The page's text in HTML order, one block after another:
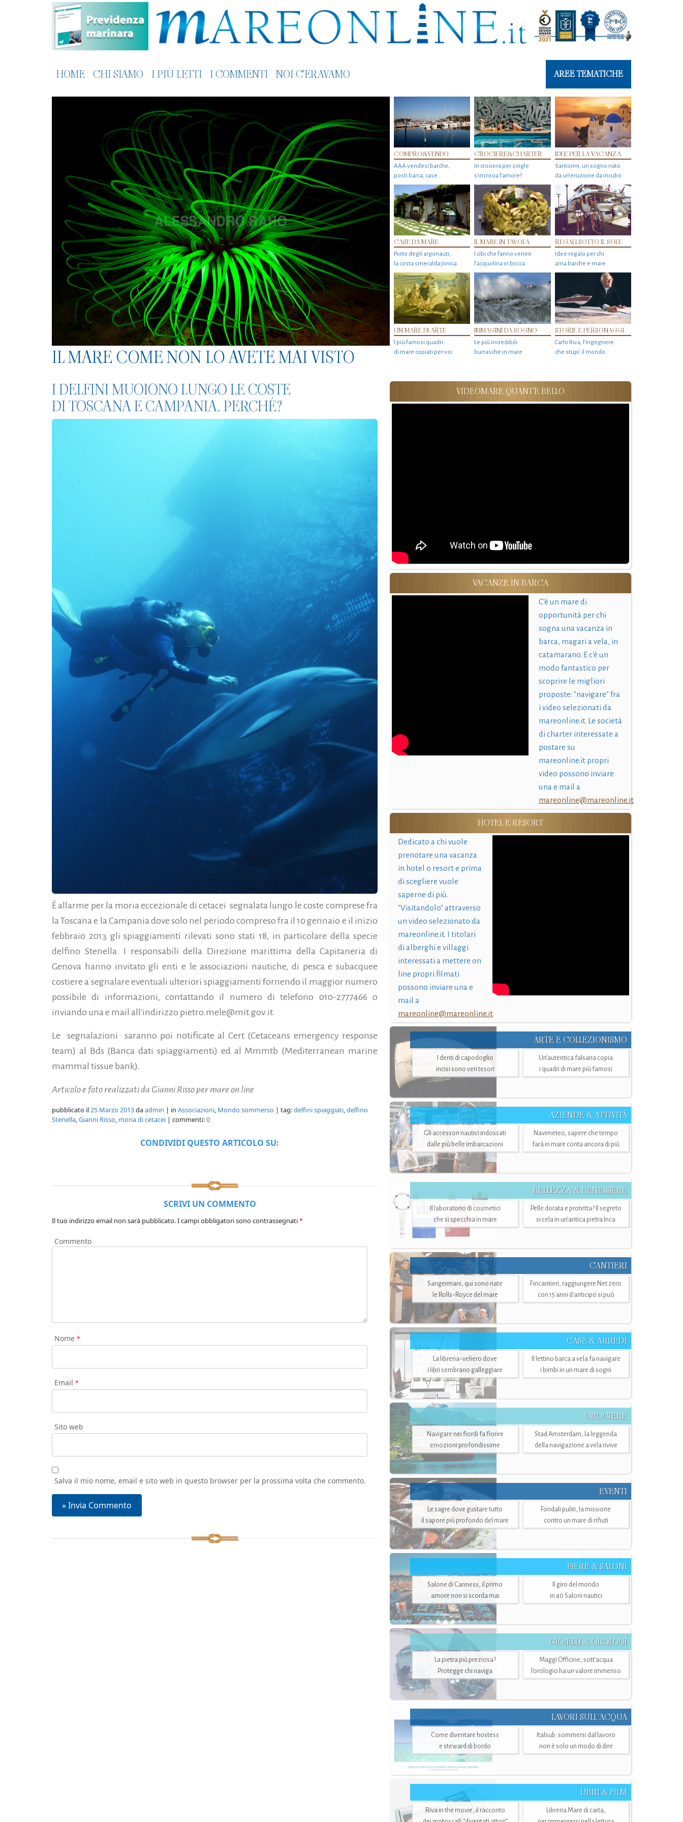
HOME CHI SIAMO I PIÙ LETTI I COMMENTI NOI C'ERAVAMO AREE TEMATICHE
IL MARE COME NON LO AVETE MAI VISTO
COMPRO&VENDO
AAA vendesi barche,
posti barca, case…
CROCIERE&CHARTER
In crociera per single
s'incrocia l’amore?
IDEE PER LA VACANZA
Santorini, un sogno nato
da un’eruzione da incubo
CASE DA MARE
Porto degli argonauti,
la costa smeralda jonica
IL MARE IN TAVOLA
I cibi che fanno venire
l’acquolina in bocca
REGALI SOTTO IL SOLE
Idee regalo per chi
ama barche e mare
UN MARE DI ARTE
I più famosi quadri
di mare copiati per voi
IMMAGINI DA SOGNO
Le più incredibili
burrasche in mare
STORIE E PERSONAGGI
Carlo Riva, l’ingegnere
che stupi' il mondo
I DELFINI MUOIONO LUNGO LE COSTE
DI TOSCANA E CAMPANIA. PERCHÉ?
È allarme per la moria eccezionale di cetacei segnalata lungo le coste comprese fra
la Toscana e la Campania dove solo nel periodo compreso fra il 10 gennaio e il inizio
febbraio 2013 gli spiaggiamenti rilevati sono stati 18, in particolare della specie
delfino Stenella. I responsabili della Direzione marittima della Capitaneria di
Genova hanno invitato gli enti e le associazioni nautiche, di pesca e subacquee
costiere a segnalare eventuali ulteriori spiaggiamenti fornendo il maggior numero
possibile di informazioni, contattando il numero di telefono 010-2777466 o
inviando una e mail all'indirizzo pietro.mele@mit.gov.it.
Le segnalazioni saranno poi notificate al Cert (Cetaceans emergency response
team) al Bds (Banca dati spiaggiamenti) ed al Mmmtb (Mediterranean marine
mammal tissue bank).
Articolo e foto realizzati da Gianni Risso per mare on line
pubblicato il25 Marzo 2013daadmin | in Associazioni, Mondo sommerso | tag:delfini spiaggiati,delfino
Stenella,Gianni Risso, moria di cetacei | commenti:0
CONDIVIDI QUESTO ARTICOLO SU:
SCRIVI UN COMMENTO
Il tuo indirizzo email non sarà pubblicato.I campi obbligatori sono contrassegnati*
Commento
Nome *
Email *
Sito web
Salva il mio nome, email e sito web in questo browser per la prossima volta che commento.
VIDEOMARE QUANT'È BELLO
VACANZE IN BARCA
C'è un mare di
opportunità per chi
sogna una vacanza in
barca, magari a vela, in
catamarano. E c'è un
modo fantastico per
scoprire le migliori
proposte: "navigare" fra
i video selezionati da
mareonline.it. Le società
di charter interessate a
postare su
mareonline.it propri
video possono inviare
una e mail a
mareonline@mareonline.it
HOTEL E RESORT
Dedicato a chi vuole
prenotare una vacanza
in hotel o resort e prima
di scegliere vuole
saperne di più.
"Visitandolo" attraverso
un video selezionato da
mareonline.it. I titolari
di alberghi e villaggi
interessati a mettere on
line propri filmati
possono inviare una e
mail a
mareonline@mareonline.it
ARTE E COLLEZIONISMO
I denti di capodoglio
incisi sono veri tesori
Un’autentica falsaria copia
i quadri di mare più famosi
AZIENDE & ATTIVITÀ
Gli accessori nautici indossati
dalle più belle imbarcazioni
Navimeteo, sapere che tempo
farà in mare conta ancora di più
BELLEZZA & BENESSERE
Il laboratorio di cosmetici
che si specchia in mare
Pelle dorata e protetta? Il segreto
si cela in un’antica pietra Inca
CANTIERI
Sangermani, qui sono nate
le Rolls-Royce del mare
Fincantieri, raggiungere Net zero
con 15 anni d'anticipo si può
CASE & ARREDI
La libreria-veliero dove
i libri sembrano galleggiare
Il lettino barca a vela fa navigare
i bimbi in un mare di sogni
CROCIERE
Navigare nei fiordi fa fiorire
emozioni profondissime
Stad Amsterdam, la leggenda
della navigazione a vela rivive
EVENTI
Le sagre dove gustare tutto
il sapore più profondo del mare
Fondali puliti, la missione
contro un mare di rifiuti
FIERE & SALONI
Salone di Canness, il primo
amore non si scorda mai
Il giro del mondo
in 40 Saloni nautici
GIOIELLI & OROLOGI
La pietra più preziosa?
Protegge chi naviga
Maggi Officine, sott’acqua
l'orologio ha un valore immenso
LAVORI SULL’ACQUA
Come diventare hostess
e steward di bordo
Italsub: sommersi dal lavoro
non è solo un modo di dire
LIBRI & FILM
Riva in the movie, il racconto
Libreria Mare di carta,